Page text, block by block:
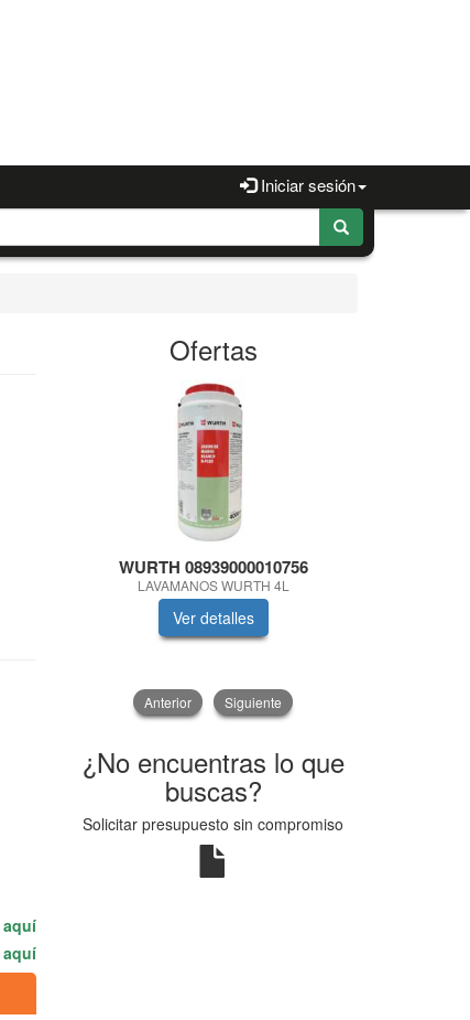
Iniciar sesión
aquí
aquí
Ofertas
WURTH 08939000010756
LAVAMANOS WURTH 4L
Ver detalles
Anterior Siguiente
¿No encuentras lo que
buscas?
Solicitar presupuesto sin compromiso